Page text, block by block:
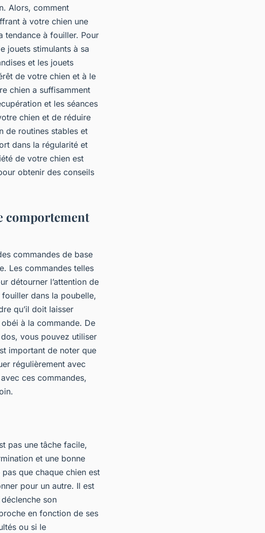
Alors, comment
à votre chien une
tendance à fouiller. Pour
jouets stimulants à sa
et les jouets
de votre chien et à le
chien a suffisamment
et les séances
chien et de réduire
de routines stables et
dans la régularité et
de votre chien est
obtenir des conseils
comportement
commandes de base
Les commandes telles
détourner l’attention de
dans la poubelle,
qu’il doit laisser
à la commande. De
vous pouvez utiliser
important de noter que
régulièrement avec
ces commandes,
pas une tâche facile,
et une bonne
que chaque chien est
pour un autre. Il est
son
en fonction de ses
ou si le